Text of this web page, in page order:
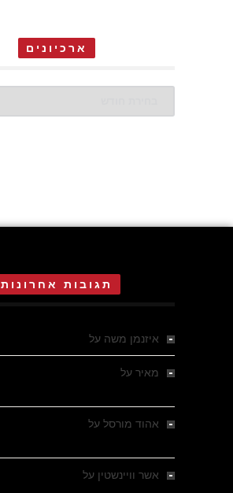
ארכיונים
תגובות אחרונות
איזנמן משה על
מאיר על
אהוד מורסל על
אשר וויינשטין על